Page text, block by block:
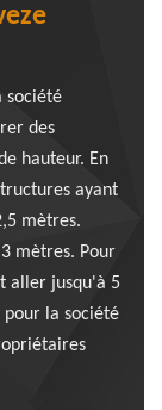
société
des
hauteur. En
ayant
mètres.
mètres. Pour
aller jusqu'à 5
la société